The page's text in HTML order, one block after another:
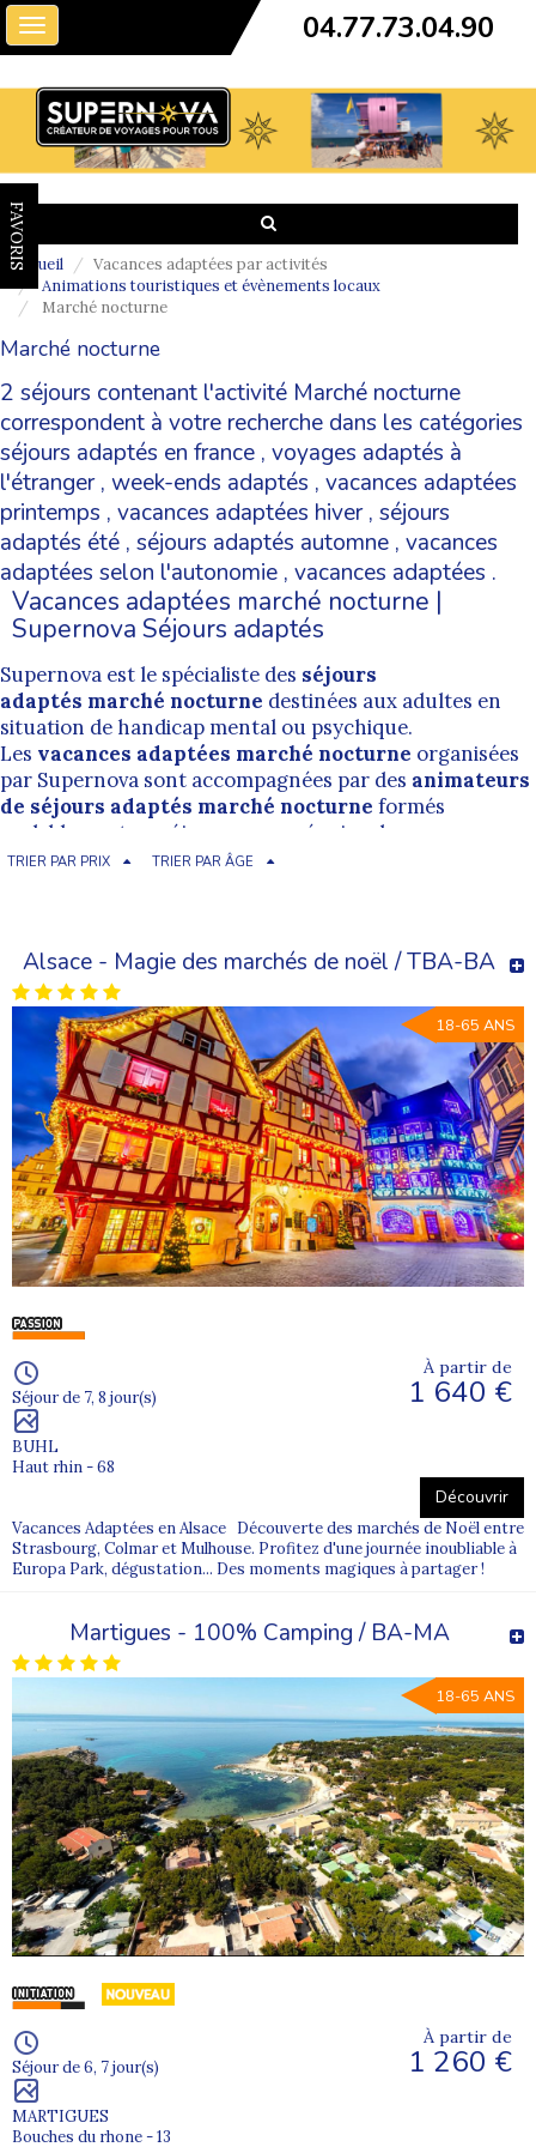
Toggle
navigation
04.77.73.04.90
FAVORIS
Accueil
Vacances adaptées par activités
Animations touristiques et évènements locaux
Marché nocturne
Marché nocturne
2 séjours contenant l'activité Marché nocturne
correspondent à votre recherche dans les catégories
séjours adaptés en france , voyages adaptés à
l'étranger, week-ends adaptés , vacances adaptées
printemps , vacances adaptées hiver, séjours
adaptés été , séjours adaptés automne , vacances
adaptées selon l'autonomie , vacances adaptées .
Vacances adaptées marché nocturne |
Supernova Séjours adaptés
Supernova est le spécialiste des séjours
adaptés marché nocturne destinées aux adultes en
situation de handicap mental ou psychique.
Les vacances adaptées marché nocturne organisées
par Supernova sont accompagnées par des animateurs
de séjours adaptés marché nocturne formés
pralablement au séjour par une équipe de
professionnelle. L'encadrement proposé par
Cherchez un séjour adapté marché nocturne
TRIER PAR PRIX TRIER PAR ÂGE
Alsace - Magie des marchés de noël / TBA-BA
18-65 ANS
Séjour de 7, 8 jour(s)
BUHL
Haut rhin - 68
À partir de
1 640 €
Découvrir
Vacances Adaptées en Alsace Découverte des marchés de Noël entre
Strasbourg, Colmar et Mulhouse. Profitez d'une journée inoubliable à
Europa Park, dégustation... Des moments magiques à partager !
Martigues - 100% Camping / BA-MA
18-65 ANS
Séjour de 6, 7 jour(s)
MARTIGUES
Bouches du rhone - 13
À partir de
1 260 €